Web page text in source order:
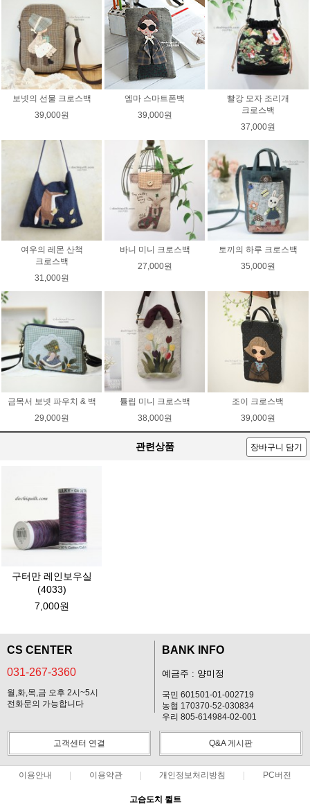
보넷의 선물 크로스백
39,000원
엠마 스마트폰백
39,000원
빨강 모자 조리개
크로스백
37,000원
여우의 레몬 산책
크로스백
31,000원
바니 미니 크로스백
27,000원
토끼의 하루 크로스백
35,000원
금목서 보넷 파우치 & 백
29,000원
튤립 미니 크로스백
38,000원
조이 크로스백
39,000원
관련상품 장바구니 담기
구터만 레인보우실
(4033)
7,000원
CS CENTER
031-267-3360
월,화,목,금 오후 2시~5시
전화문의 가능합니다
BANK INFO
예금주 : 양미정
국민 601501-01-002719
농협 170370-52-030834
우리 805-614984-02-001
고객센터 연결 Q&A 게시판
이용안내 이용약관 개인정보처리방침 PC버전
고슴도치 퀼트